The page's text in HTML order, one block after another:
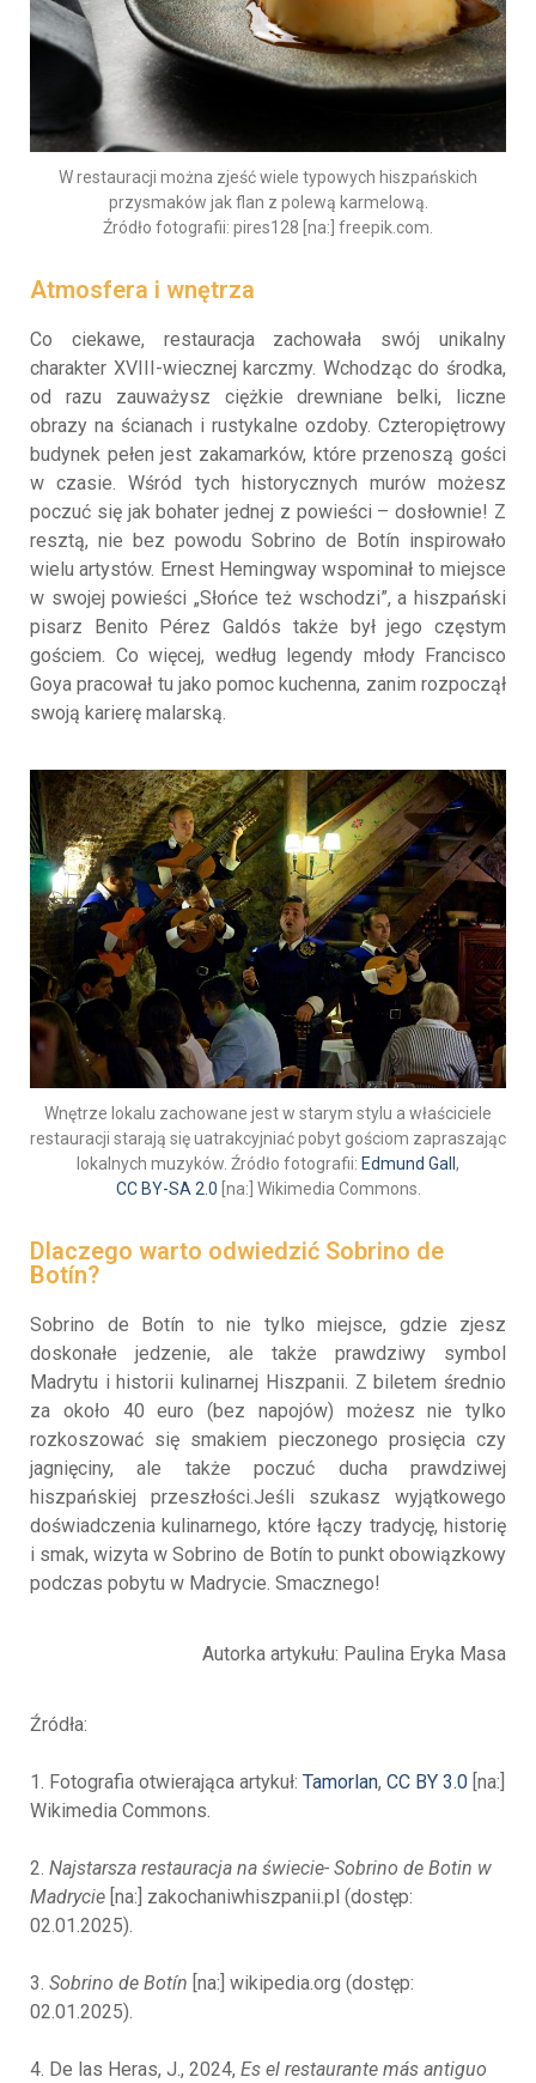
W restauracji można zjeść wiele typowych hiszpańskich
przysmaków jak flan z polewą karmelową.
Źródło fotografii: pires128 [na:] freepik.com.
Atmosfera i wnętrza
Co ciekawe, restauracja zachowała swój unikalny
charakter XVIII-wiecznej karczmy. Wchodząc do środka,
od razu zauważysz ciężkie drewniane belki, liczne
obrazy na ścianach i rustykalne ozdoby. Czteropiętrowy
budynek pełen jest zakamarków, które przenoszą gości
w czasie. Wśród tych historycznych murów możesz
poczuć się jak bohater jednej z powieści – dosłownie! Z
resztą, nie bez powodu Sobrino de Botín inspirowało
wielu artystów. Ernest Hemingway wspominał to miejsce
w swojej powieści „Słońce też wschodzi”, a hiszpański
pisarz Benito Pérez Galdós także był jego częstym
gościem. Co więcej, według legendy młody Francisco
Goya pracował tu jako pomoc kuchenna, zanim rozpoczął
swoją karierę malarską.
Wnętrze lokalu zachowane jest w starym stylu a właściciele
restauracji starają się uatrakcyjniać pobyt gościom zapraszając
lokalnych muzyków. Źródło fotografii: Edmund Gall ,
CC BY-SA 2.0 [na:] Wikimedia Commons.
Dlaczego warto odwiedzić Sobrino de
Botín?
Sobrino de Botín to nie tylko miejsce, gdzie zjesz
doskonałe jedzenie, ale także prawdziwy symbol
Madrytu i historii kulinarnej Hiszpanii. Z biletem średnio
za około 40 euro (bez napojów) możesz nie tylko
rozkoszować się smakiem pieczonego prosięcia czy
jagnięciny, ale także poczuć ducha prawdziwej
hiszpańskiej przeszłości.Jeśli szukasz wyjątkowego
doświadczenia kulinarnego, które łączy tradycję, historię
i smak, wizyta w Sobrino de Botín to punkt obowiązkowy
podczas pobytu w Madrycie. Smacznego!
Autorka artykułu: Paulina Eryka Masa
Źródła:
1. Fotografia otwierająca artykuł: Tamorlan, CC BY 3.0 [na:]
Wikimedia Commons.
2. Najstarsza restauracja na świecie- Sobrino de Botin w
Madrycie [na:] zakochaniwhiszpanii.pl (dostęp:
02.01.2025).
3. Sobrino de Botín [na:] wikipedia.org (dostęp:
02.01.2025).
4. De las Heras, J., 2024, Es el restaurante más antiguo